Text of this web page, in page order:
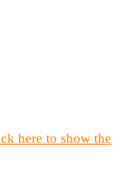
here to show the